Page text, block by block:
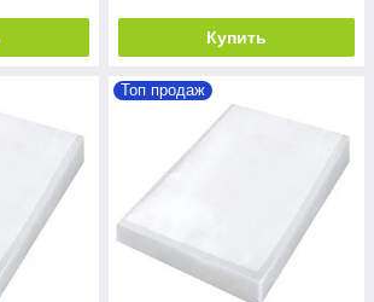
Купить
Топ продаж